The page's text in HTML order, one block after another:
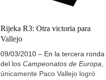
Arakhamia-Grand y Tatiana
Rijeka R3: Otra victoria para
Vallejo
09/03/2010 – En la tercera ronda
del losCampeonatos de Europa
únicamente Paco Vallejo logró